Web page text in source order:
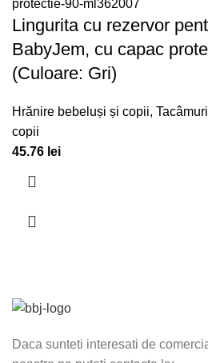
Lingurita cu rezervor
BabyJem, cu capac
(Culoare: Gri)
Hrănire bebeluși și copii,
copii
45.76 lei
Daca sunteti interesati de